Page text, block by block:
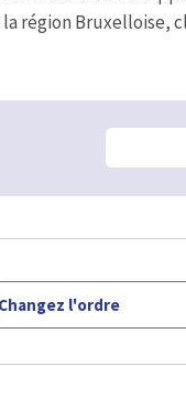
région Bruxelloise,
Changez l'ordre